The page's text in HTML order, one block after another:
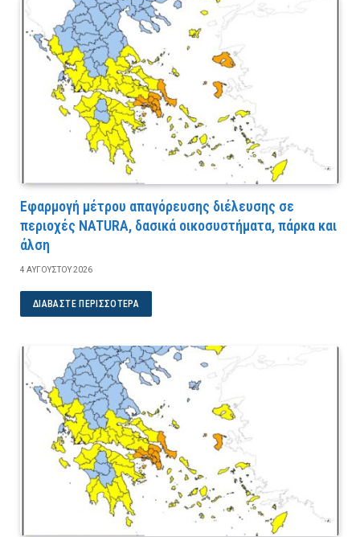
Εφαρμογή μέτρου απαγόρευσης διέλευσης σε
περιοχές NATURA, δασικά οικοσυστήματα, πάρκα και
άλση
4 ΑΥΓΟΎΣΤΟΥ 2026
ΔΙΑΒΆΣΤΕ ΠΕΡΙΣΣΌΤΕΡΑ